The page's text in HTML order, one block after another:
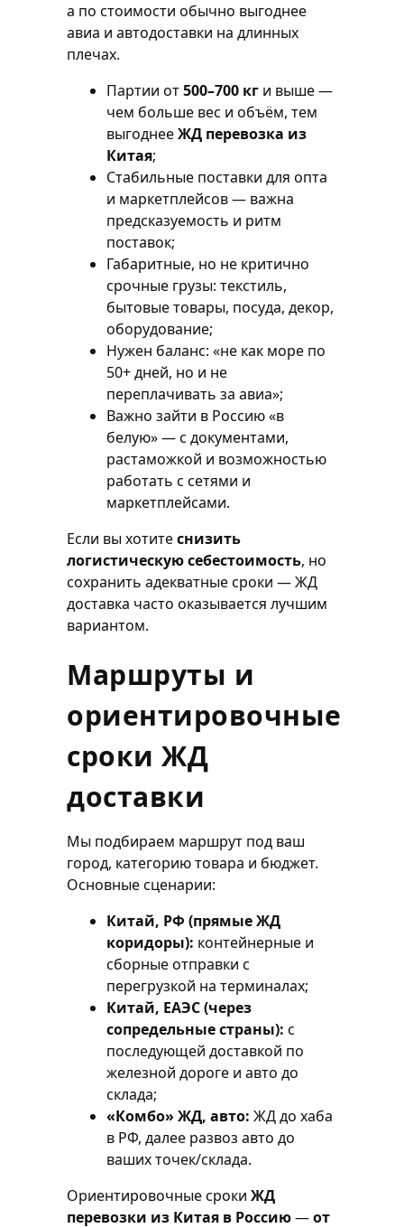
а по стоимости обычно выгоднее
авиа и автодоставки на длинных
плечах.
Партии от500–700 кг и выше —
чем больше вес и объём, тем
выгоднееЖД перевозка из
Китая;
Стабильные поставки для опта
и маркетплейсов — важна
предсказуемость и ритм
поставок;
Габаритные, но не критично
срочные грузы: текстиль,
бытовые товары, посуда, декор,
оборудование;
Нужен баланс: «не как море по
50+ дней, но и не
переплачивать за авиа»;
Важно зайти в Россию «в
белую» — с документами,
растаможкой и возможностью
работать с сетями и
маркетплейсами.
Если вы хотитеснизить
логистическую себестоимость, но
сохранить адекватные сроки — ЖД
доставка часто оказывается лучшим
вариантом.
Маршруты и
ориентировочные
сроки ЖД
доставки
Мы подбираем маршрут под ваш
город, категорию товара и бюджет.
Основные сценарии:
Китай, РФ (прямые ЖД
коридоры): контейнерные и
сборные отправки с
перегрузкой на терминалах;
Китай, ЕАЭС (через
сопредельные страны): с
последующей доставкой по
железной дороге и авто до
склада;
«Комбо» ЖД, авто: ЖД до хаба
в РФ, далее развоз авто до
ваших точек/склада.
Ориентировочные сроки ЖД
перевозки из Китая в Россию—от